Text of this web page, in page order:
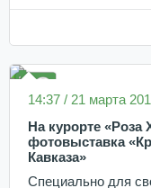
14:37 / 21 марта
На курорте «Роза
фотовыставка
Кавказа»
Специально для